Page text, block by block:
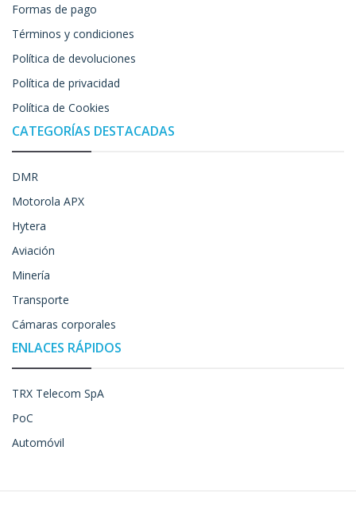
Formas de pago
Términos y condiciones
Política de devoluciones
Política de privacidad
Política de Cookies
CATEGORÍAS DESTACADAS
DMR
Motorola APX
Hytera
Aviación
Minería
Transporte
Cámaras corporales
ENLACES RÁPIDOS
TRX Telecom SpA
PoC
Automóvil